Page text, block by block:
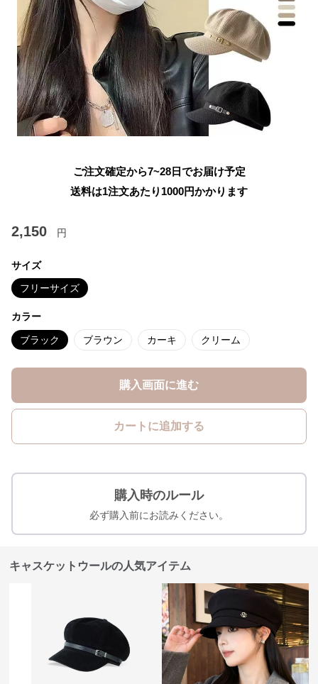
ご注文確定から7~28日でお届け予定
送料は1注文あたり 1000円かかります
2,150 円
サイズ
フリーサイズ
カラー
ブラック ブラウン カーキ クリーム
購入画面に進む
カートに追加する
購入時のルール
必ず購入前にお読みください。
キャスケットウールの人気アイテム